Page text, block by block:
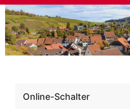
Online-Schalter